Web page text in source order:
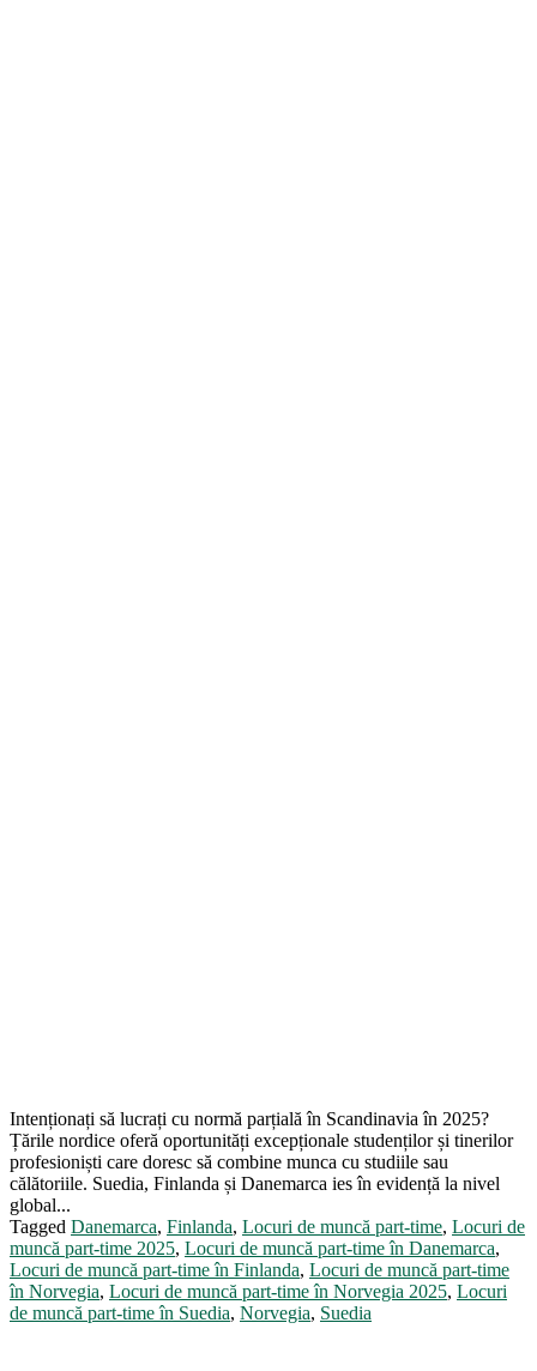
Intenționați să lucrați cu normă parțială în Scandinavia în 2025?
Țările nordice oferă oportunități excepționale studenților și tinerilor
profesioniști care doresc să combine munca cu studiile sau
călătoriile. Suedia, Finlanda și Danemarca ies în evidență la nivel
global...
Tagged Danemarca, Finlanda, Locuri de muncă part-time, Locuri de
muncă part-time 2025, Locuri de muncă part-time în Danemarca,
Locuri de muncă part-time în Finlanda, Locuri de muncă part-time
în Norvegia, Locuri de muncă part-time în Norvegia 2025, Locuri
de muncă part-time în Suedia, Norvegia, Suedia